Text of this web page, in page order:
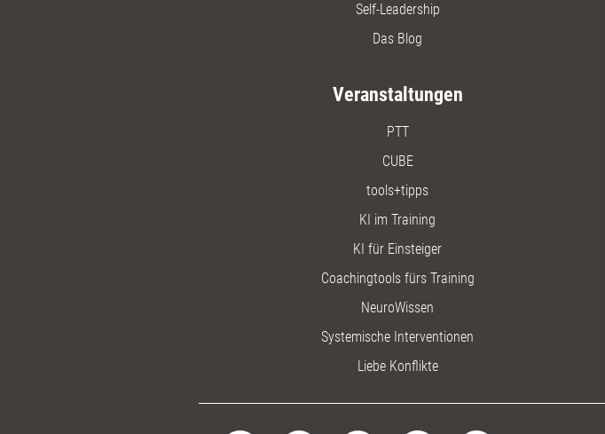
Self-Leadership
Das Blog
Veranstaltungen
PTT
CUBE
tools+tipps
KI im Training
KI für Einsteiger
Coachingtools fürs Training
NeuroWissen
Systemische Interventionen
Liebe Konflikte